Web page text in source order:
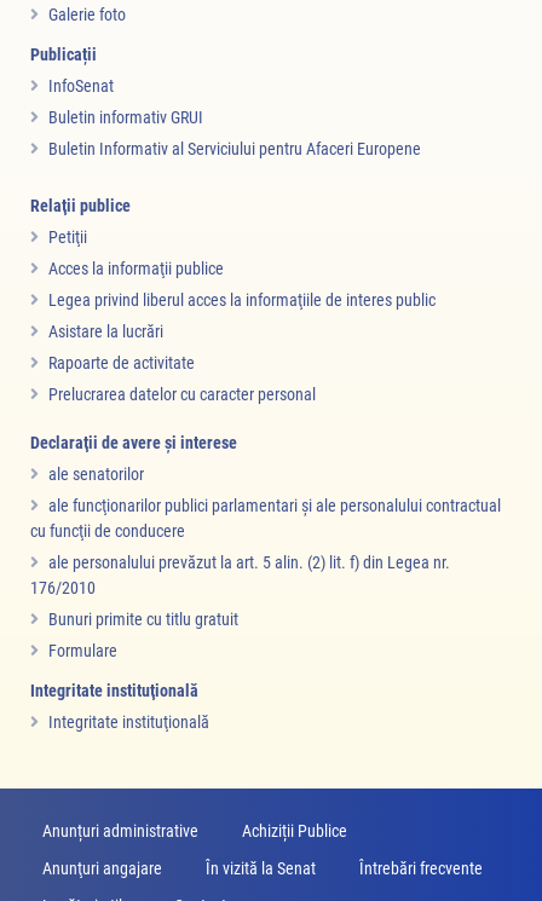
Galerie foto
Publicații
InfoSenat
Buletin informativ GRUI
Buletin Informativ al Serviciului pentru Afaceri Europene
Relaţii publice
Petiţii
Acces la informaţii publice
Legea privind liberul acces la informaţiile de interes public
Asistare la lucrări
Rapoarte de activitate
Prelucrarea datelor cu caracter personal
Declaraţii de avere şi interese
ale senatorilor
ale funcţionarilor publici parlamentari şi ale personalului contractual
cu funcţii de conducere
ale personalului prevăzut la art. 5 alin. (2) lit. f) din Legea nr.
176/2010
Bunuri primite cu titlu gratuit
Formulare
Integritate instituţională
Integritate instituţională
Anunțuri administrative
Achiziții Publice
Anunţuri angajare
În vizită la Senat
Întrebări frecvente